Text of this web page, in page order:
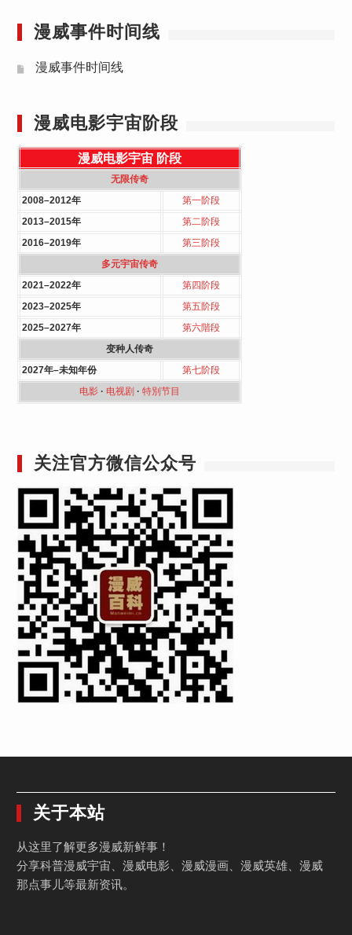
漫威事件时间线
漫威事件时间线
漫威电影宇宙阶段
漫威电影宇宙 阶段
无限传奇
2008–2012年
第一阶段
2013–2015年
第二阶段
2016–2019年
第三阶段
多元宇宙传奇
2021–2022年
第四阶段
2023–2025年
第五阶段
2025–2027年
第六階段
变种人传奇
2027年–未知年份
第七阶段
电影· 电视剧 · 特別节目
关注官方微信公众号
关于本站
从这里了解更多漫威新鲜事！
分享科普漫威宇宙、漫威电影、漫威漫画、漫威英雄、漫威
那点事儿等最新资讯。